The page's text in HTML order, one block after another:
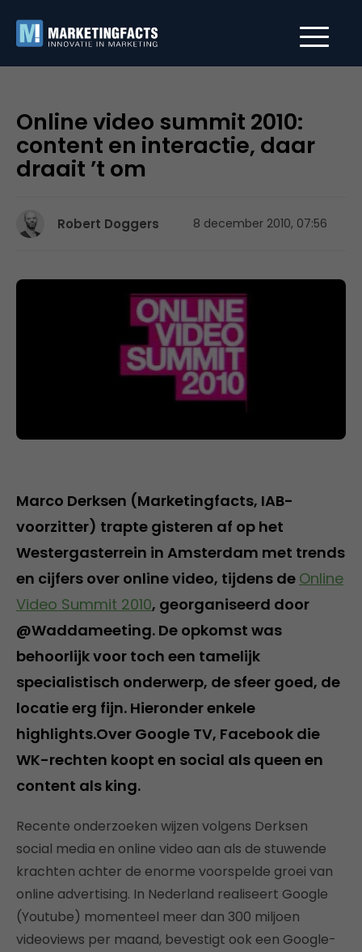
Online video summit 2010:
content en interactie, daar
draait ’t om
Robert Doggers 8 december 2010, 07:56
Marco Derksen (Marketingfacts, IAB-
voorzitter) trapte gisteren af op het
Westergasterrein in Amsterdam met trends
en cijfers over online video, tijdens de Online
Video Summit 2010, georganiseerd door
@Waddameeting. De opkomst was
behoorlijk voor toch een tamelijk
specialistisch onderwerp, de sfeer goed, de
locatie erg fijn. Hieronder enkele
highlights.Over Google TV, Facebook die
WK-rechten koopt en social als queen en
content als king.
Recente onderzoeken wijzen volgens Derksen
social media en online video aan als de stuwende
krachten achter de enorme voorspelde groei van
online advertising. In Nederland realiseert Google
(Youtube) momenteel meer dan 300 miljoen
videoviews per maand, bevestigt ook een Google-